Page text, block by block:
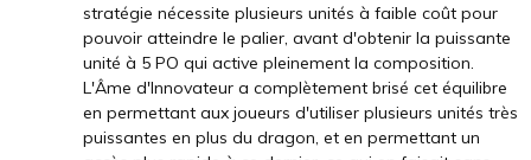
stratégie nécessite plusieurs unités à faible coût pour
pouvoir atteindre le palier, avant d'obtenir la puissante
unité à 5 PO qui active pleinement la composition.
L'Âme d'Innovateur a complètement brisé cet équilibre
en permettant aux joueurs d'utiliser plusieurs unités très
puissantes en plus du dragon, et en permettant un